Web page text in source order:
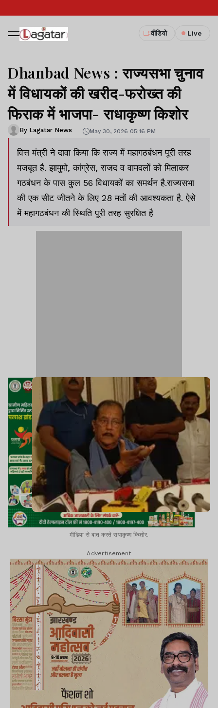
वीडियो Live
Dhanbad News : राज्यसभा चुनाव
में विधायकों की खरीद-फरोख्त की
फिराक में भाजपा- राधाकृष्ण किशोर
By Lagatar News May 30, 2026 05:16 PM
वित्त मंत्री ने दावा किया कि राज्य में महागठबंधन पूरी तरह
मजबूत है. झामुमो, कांग्रेस, राजद व वामदलों को मिलाकर
गठबंधन के पास कुल 56 विधायकों का समर्थन है.राज्यसभा
की एक सीट जीतने के लिए 28 मतों की आवश्यकता है. ऐसे
में महागठबंधन की स्थिति पूरी तरह सुरक्षित है
मीडिया से बात करते राधाकृष्ण किशोर.
Advertisement